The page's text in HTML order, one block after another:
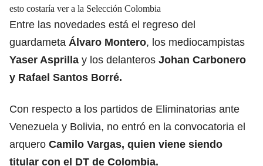
esto costaría ver a la Selección Colombia
Entre las novedades está el regreso del
guardameta Álvaro Montero, los mediocampistas
Yaser Asprilla y los delanteros Johan Carbonero
y Rafael Santos Borré.
Con respecto a los partidos de Eliminatorias ante
Venezuela y Bolivia, no entró en la convocatoria el
arquero Camilo Vargas, quien viene siendo
titular con el DT de Colombia.